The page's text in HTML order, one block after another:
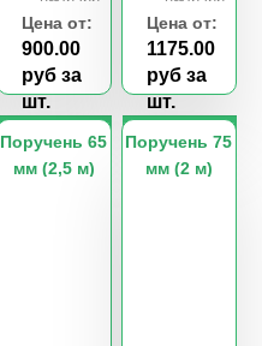
Цена от:
900.00
руб за
шт.
Цена от:
1175.00
руб за
шт.
Поручень 65
мм (2,5 м)
Поручень 75
мм (2 м)